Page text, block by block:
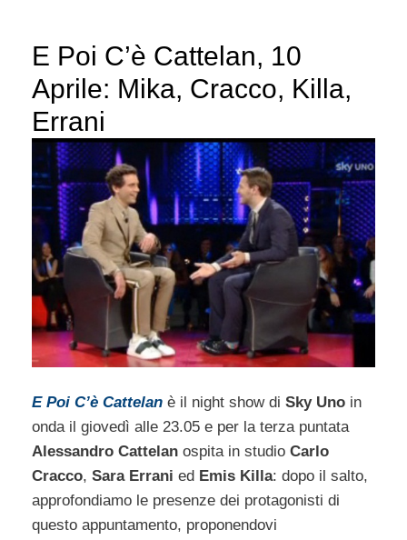
E Poi C’è Cattelan, 10
Aprile: Mika, Cracco, Killa,
Errani
E Poi C’è Cattelan è il night show di Sky Uno in
onda il giovedì alle 23.05 e per la terza puntata
Alessandro Cattelan ospita in studio Carlo
Cracco, Sara Errani ed Emis Killa: dopo il salto,
approfondiamo le presenze dei protagonisti di
questo appuntamento, proponendovi